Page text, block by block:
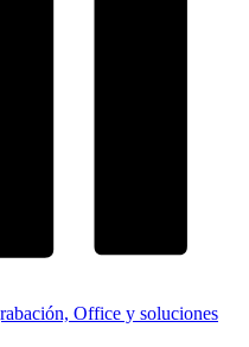
Office y soluciones